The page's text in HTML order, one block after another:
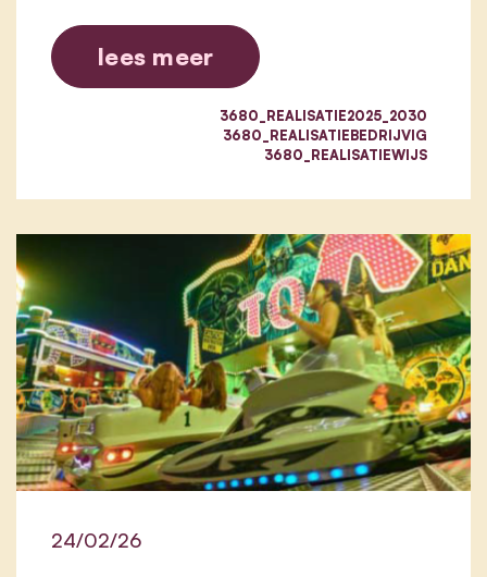
lees meer
3680_REALISATIE2025_2030
3680_REALISATIEBEDRIJVIG
3680_REALISATIEWIJS
24/02/26